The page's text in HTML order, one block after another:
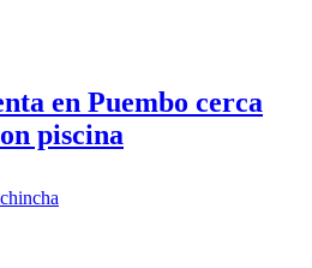
en Puembo cerca
piscina